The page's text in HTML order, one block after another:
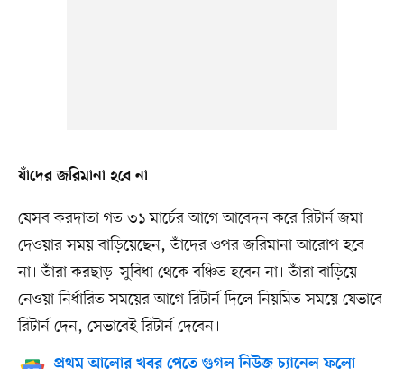
যাঁদের জরিমানা হবে না
যেসব করদাতা গত ৩১ মার্চের আগে আবেদন করে রিটার্ন জমা
দেওয়ার সময় বাড়িয়েছেন, তাঁদের ওপর জরিমানা আরোপ হবে
না। তাঁরা করছাড়–সুবিধা থেকে বঞ্চিত হবেন না। তাঁরা বাড়িয়ে
নেওয়া নির্ধারিত সময়ের আগে রিটার্ন দিলে নিয়মিত সময়ে যেভাবে
রিটার্ন দেন, সেভাবেই রিটার্ন দেবেন।
প্রথম আলোর খবর পেতে গুগল নিউজ চ্যানেল ফলো